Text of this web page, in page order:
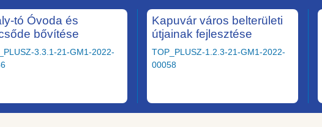
tó Óvoda és
bővítése
3.3.1-21-GM1-2022-
Kapuvár város belterületi
útjainak fejlesztése
TOP_PLUSZ-1.2.3-21-GM1-2022-
00058